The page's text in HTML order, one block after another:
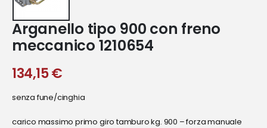
Arganello tipo 900 con freno
meccanico 1210654
134,15€
senza fune/cinghia
carico massimo primo giro tamburo kg. 900 – forza manuale